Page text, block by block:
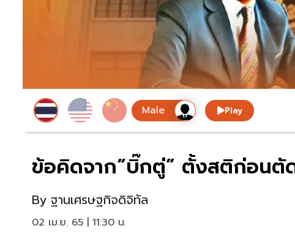
Play
ข้อคิดจาก“บิ๊กตู่” ตั้งสติก่อนตั
By ฐานเศรษฐกิจดิจิทัล
02 เม.ย. 65 | 11:30 น.